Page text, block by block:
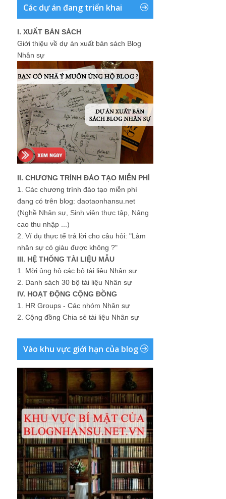
Các dự án đang triển khai
I. XUẤT BẢN SÁCH
Giới thiệu về dự án xuất bản sách Blog
Nhân sự
II. CHƯƠNG TRÌNH ĐÀO TẠO MIỄN PHÍ
1. Các chương trình đào tạo miễn phí
đang có trên blog: daotaonhansu.net
(Nghề Nhân sự, Sinh viên thực tập, Nâng
cao thu nhập ...)
2. Ví dụ thực tế trả lời cho câu hỏi: "Làm
nhân sự có giàu được không ?"
III. HỆ THỐNG TÀI LIỆU MẪU
1. Mời ủng hộ các bộ tài liệu Nhân sự
2. Danh sách 30 bộ tài liệu Nhân sự
IV. HOẠT ĐỘNG CỘNG ĐỒNG
1. HR Groups - Các nhóm Nhân sự
2. Cộng đồng Chia sẻ tài liệu Nhân sự
Vào khu vực giới hạn của blog